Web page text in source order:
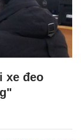
xe đeo